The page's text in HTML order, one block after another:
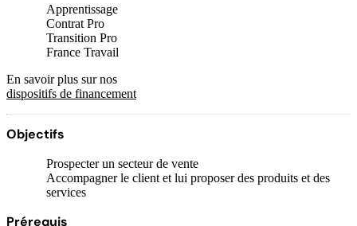
Apprentissage
Contrat Pro
Transition Pro
France Travail
En savoir plus sur nos
dispositifs de financement
Objectifs
Prospecter un secteur de vente
Accompagner le client et lui proposer des produits et des
services
Prérequis